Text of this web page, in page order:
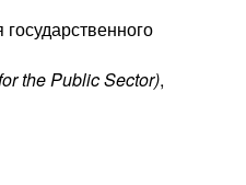
the Public Sector),